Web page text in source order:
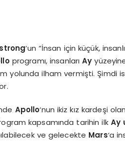
‘un “İnsan için küçük,
programı, insanlarıAy
yolunda ilham vermişti. Şimdi
Apollo‘nun ikiz kız kardeşi
kapsamında tarihin ilk Ay
ve gelecekte Mars‘a